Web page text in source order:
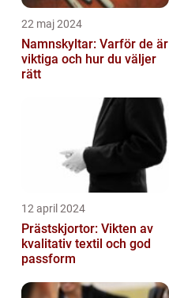
22 maj 2024
Namnskyltar: Varför de är
viktiga och hur du väljer
rätt
12 april 2024
Prästskjortor: Vikten av
kvalitativ textil och god
passform